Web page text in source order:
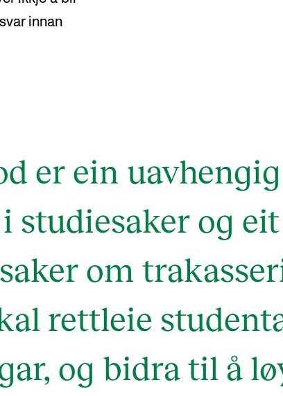
innan
er ein uavhengig
studiesaker og eit
om
rettleie
og bidra til å